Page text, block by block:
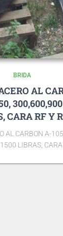
BRIDA
AL
CARA RF Y
AL CARBON A-
LIBRAS, CARA